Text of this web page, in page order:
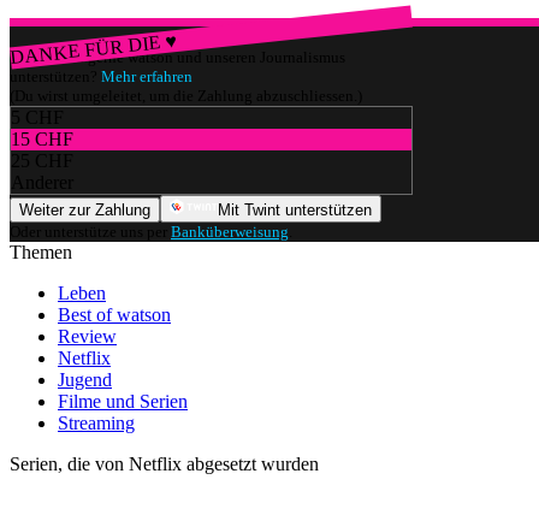
DANKE FÜR DIE ♥
Würdest du gerne watson und unseren Journalismus
unterstützen? Mehr erfahren
(Du wirst umgeleitet, um die Zahlung abzuschliessen.)
5 CHF
15 CHF
25 CHF
Anderer
Weiter zur Zahlung
Mit Twint unterstützen
Oder unterstütze uns per Banküberweisung
Themen
Leben
Best of watson
Review
Netflix
Jugend
Filme und Serien
Streaming
Serien, die von Netflix abgesetzt wurden